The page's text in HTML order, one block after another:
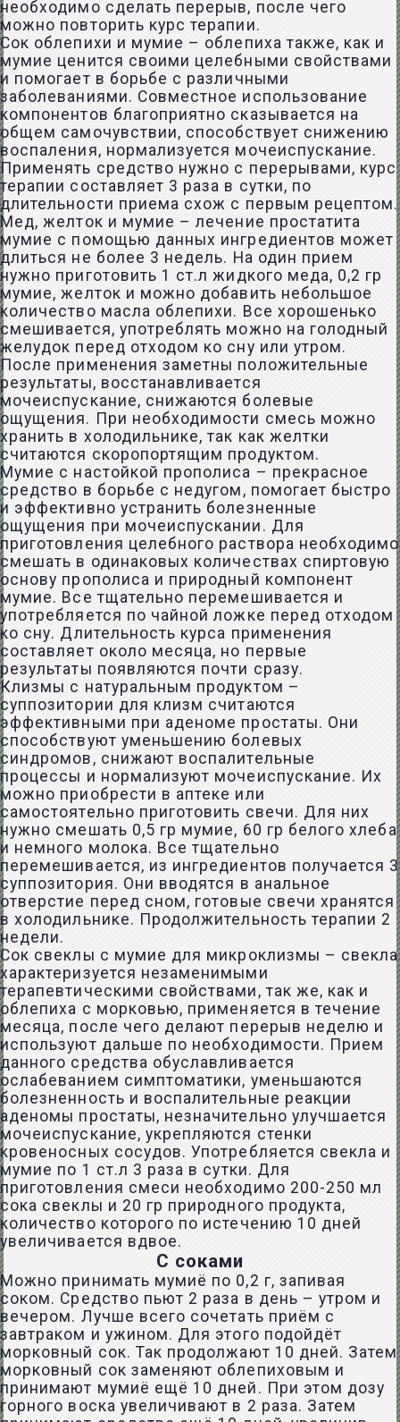
необходимо сделать перерыв, после чего
можно повторить курс терапии.
Сок облепихи и мумие – облепиха также, как и
мумие ценится своими целебными свойствами
и помогает в борьбе с различными
заболеваниями. Совместное использование
компонентов благоприятно сказывается на
общем самочувствии, способствует снижению
воспаления, нормализуется мочеиспускание.
Применять средство нужно с перерывами, курс
терапии составляет 3 раза в сутки, по
длительности приема схож с первым рецептом.
Мед, желток и мумие – лечение простатита
мумие с помощью данных ингредиентов может
длиться не более 3 недель. На один прием
нужно приготовить 1 ст.л жидкого меда, 0,2 гр
мумие, желток и можно добавить небольшое
количество масла облепихи. Все хорошенько
смешивается, употреблять можно на голодный
желудок перед отходом ко сну или утром.
После применения заметны положительные
результаты, восстанавливается
мочеиспускание, снижаются болевые
ощущения. При необходимости смесь можно
хранить в холодильнике, так как желтки
считаются скоропортящим продуктом.
Мумие с настойкой прополиса – прекрасное
средство в борьбе с недугом, помогает быстро
и эффективно устранить болезненные
ощущения при мочеиспускании. Для
приготовления целебного раствора необходимо
смешать в одинаковых количествах спиртовую
основу прополиса и природный компонент
мумие. Все тщательно перемешивается и
употребляется по чайной ложке перед отходом
ко сну. Длительность курса применения
составляет около месяца, но первые
результаты появляются почти сразу.
Клизмы с натуральным продуктом –
суппозитории для клизм считаются
эффективными при аденоме простаты. Они
способствуют уменьшению болевых
синдромов, снижают воспалительные
процессы и нормализуют мочеиспускание. Их
можно приобрести в аптеке или
самостоятельно приготовить свечи. Для них
нужно смешать 0,5 гр мумие, 60 гр белого хлеба
и немного молока. Все тщательно
перемешивается, из ингредиентов получается 3
суппозитория. Они вводятся в анальное
отверстие перед сном, готовые свечи хранятся
в холодильнике. Продолжительность терапии 2
недели.
Сок свеклы с мумие для микроклизмы – свекла
характеризуется незаменимыми
терапевтическими свойствами, так же, как и
облепиха с морковью, применяется в течение
месяца, после чего делают перерыв неделю и
используют дальше по необходимости. Прием
данного средства обуславливается
ослабеванием симптоматики, уменьшаются
болезненность и воспалительные реакции
аденомы простаты, незначительно улучшается
мочеиспускание, укрепляются стенки
кровеносных сосудов. Употребляется свекла и
мумие по 1 ст.л 3 раза в сутки. Для
приготовления смеси необходимо 200-250 мл
сока свеклы и 20 гр природного продукта,
количество которого по истечению 10 дней
увеличивается вдвое.
С соками
Можно принимать мумиё по 0,2 г, запивая
соком. Средство пьют 2 раза в день – утром и
вечером. Лучше всего сочетать приём с
завтраком и ужином. Для этого подойдёт
морковный сок. Так продолжают 10 дней. Затем
морковный сок заменяют облепиховым и
принимают мумиё ещё 10 дней. При этом дозу
горного воска увеличивают в 2 раза. Затем